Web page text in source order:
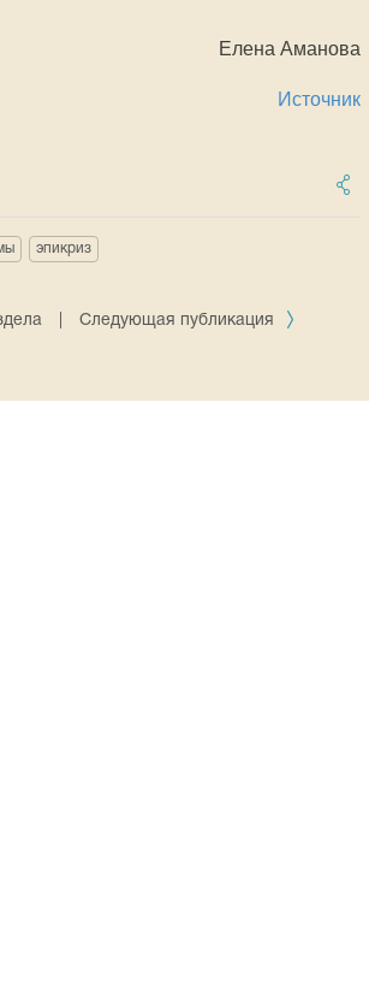
Елена Аманова
Источник
эпикриз
Следующая публикация